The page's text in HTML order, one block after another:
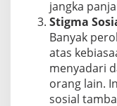
jangka
Stigma
Banyak
atas
menyadari
orang lain.
sosial